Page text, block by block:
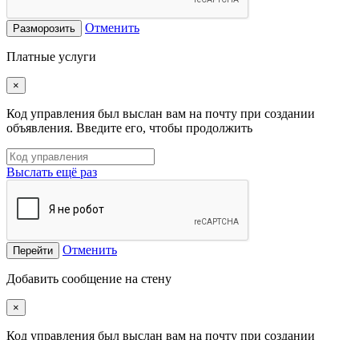
Разморозить Отменить
Платные услуги
×
Код управления был выслан вам на почту при создании
объявления. Введите его, чтобы продолжить
Выслать ещё раз
Перейти Отменить
Добавить сообщение на стену
×
Код управления был выслан вам на почту при создании